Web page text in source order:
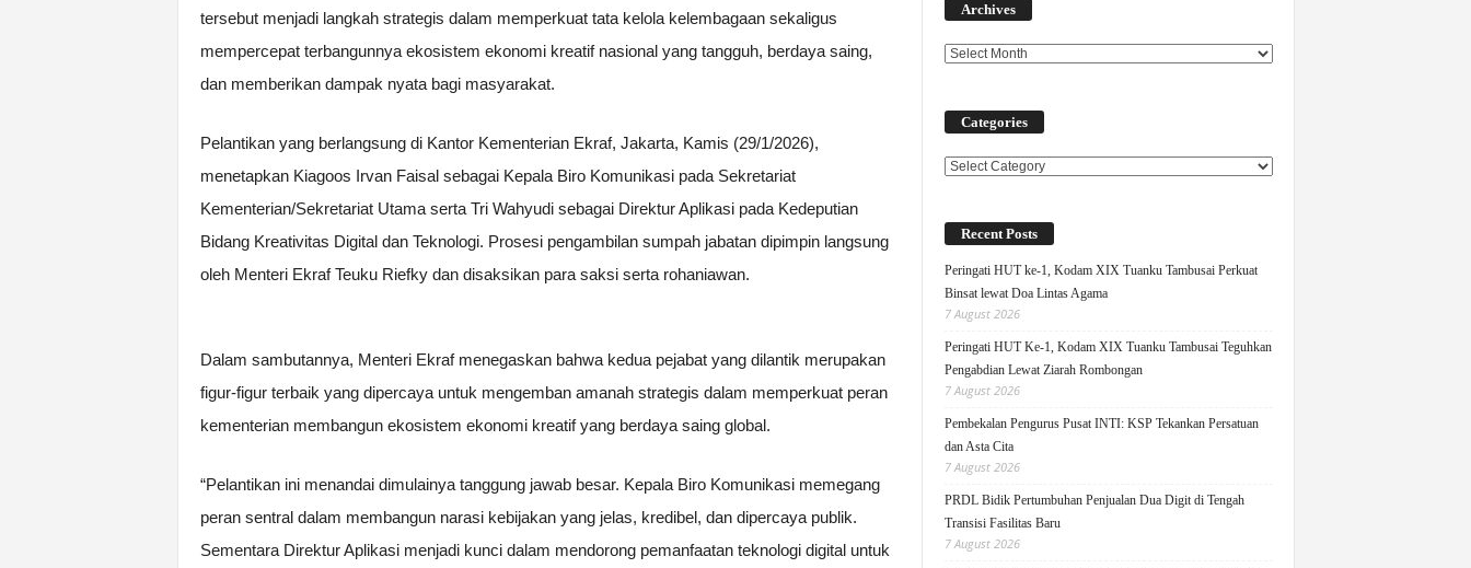
tersebut menjadi langkah strategis dalam memperkuat tata kelola kelembagaan sekaligus
mempercepat terbangunnya ekosistem ekonomi kreatif nasional yang tangguh, berdaya saing,
dan memberikan dampak nyata bagi masyarakat.
Pelantikan yang berlangsung di Kantor Kementerian Ekraf, Jakarta, Kamis (29/1/2026),
menetapkan Kiagoos Irvan Faisal sebagai Kepala Biro Komunikasi pada Sekretariat
Kementerian/Sekretariat Utama serta Tri Wahyudi sebagai Direktur Aplikasi pada Kedeputian
Bidang Kreativitas Digital dan Teknologi. Prosesi pengambilan sumpah jabatan dipimpin langsung
oleh Menteri Ekraf Teuku Riefky dan disaksikan para saksi serta rohaniawan.
Dalam sambutannya, Menteri Ekraf menegaskan bahwa kedua pejabat yang dilantik merupakan
figur-figur terbaik yang dipercaya untuk mengemban amanah strategis dalam memperkuat peran
kementerian membangun ekosistem ekonomi kreatif yang berdaya saing global.
“Pelantikan ini menandai dimulainya tanggung jawab besar. Kepala Biro Komunikasi memegang
peran sentral dalam membangun narasi kebijakan yang jelas, kredibel, dan dipercaya publik.
Sementara Direktur Aplikasi menjadi kunci dalam mendorong pemanfaatan teknologi digital untuk
Archives
Categories
Categories
Recent Posts
Peringati HUT ke-1, Kodam XIX Tuanku Tambusai Perkuat
Binsat lewat Doa Lintas Agama
7 August 2026
Peringati HUT Ke-1, Kodam XIX Tuanku Tambusai Teguhkan
Pengabdian Lewat Ziarah Rombongan
7 August 2026
Pembekalan Pengurus Pusat INTI: KSP Tekankan Persatuan
dan Asta Cita
7 August 2026
PRDL Bidik Pertumbuhan Penjualan Dua Digit di Tengah
Transisi Fasilitas Baru
7 August 2026